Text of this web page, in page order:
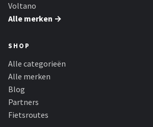
Voltano
Alle merken →
SHOP
Alle categorieën
Alle merken
Blog
Partners
Fietsroutes